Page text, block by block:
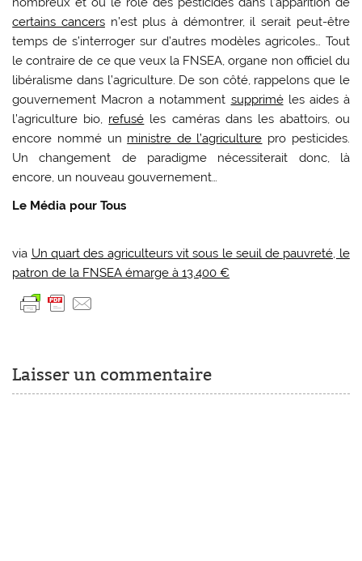
certains cancersn’est plus à démontrer, il serait peut-être
temps de s’interroger sur d’autres modèles agricoles… Tout
le contraire de ce que veux la FNSEA, organe non officiel du
libéralisme dans l’agriculture. De son côté, rappelons que le
gouvernement Macron a notamment suppriméles aides à
l’agriculture bio, refusé les caméras dans les abattoirs, ou
encore nommé un ministre de l’agriculture pro pesticides.
Un changement de paradigme nécessiterait donc, là
encore, un nouveau gouvernement…
Le Média pour Tous
via Un quart des agriculteurs vit sous le seuil de pauvreté, le
patron de la FNSEA émarge à 13.400 €
Laisser un commentaire